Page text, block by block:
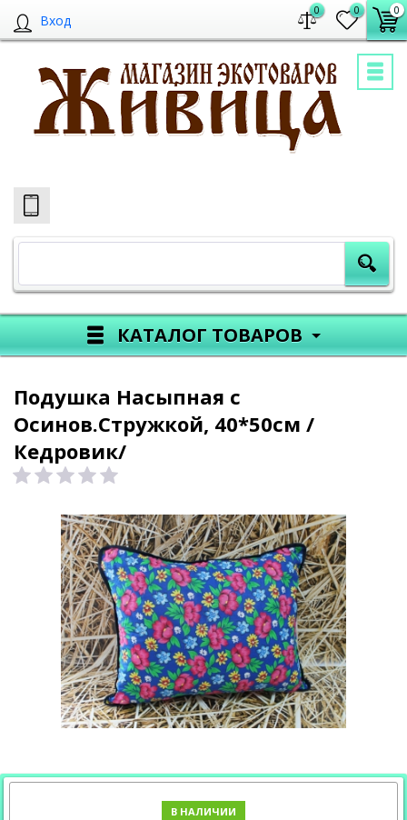
Вход
0 0 0
КАТАЛОГ ТОВАРОВ
Подушка Насыпная с
Осинов.Стружкой, 40*50см /
Кедровик/
В НАЛИЧИИ